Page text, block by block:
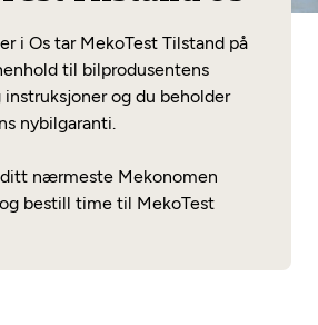
(52) tjenester her
Bilkonto
i Os tar MekoTest Tilstand på
til bilprodusentens
og du beholder
nybilgaranti.
nærmeste Mekonomen
bestill time til MekoTest